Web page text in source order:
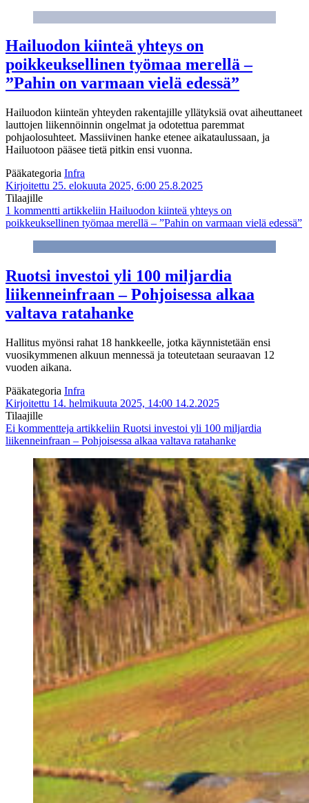
Hailuodon kiinteä yhteys on
poikkeuksellinen työmaa merellä –
”Pahin on varmaan vielä edessä”
Hailuodon kiinteän yhteyden rakentajille yllätyksiä ovat aiheuttaneet
lauttojen liikennöinnin ongelmat ja odotettua paremmat
pohjaolosuhteet. Massiivinen hanke etenee aikataulussaan, ja
Hailuotoon pääsee tietä pitkin ensi vuonna.
Pääkategoria Infra
Kirjoitettu 25. elokuuta 2025, 6:00 25.8.2025
Tilaajille
1 kommentti artikkeliin Hailuodon kiinteä yhteys on
poikkeuksellinen työmaa merellä – ”Pahin on varmaan vielä edessä”
Ruotsi investoi yli 100 miljardia
liikenneinfraan – Pohjoisessa alkaa
valtava ratahanke
Hallitus myönsi rahat 18 hankkeelle, jotka käynnistetään ensi
vuosikymmenen alkuun mennessä ja toteutetaan seuraavan 12
vuoden aikana.
Pääkategoria Infra
Kirjoitettu 14. helmikuuta 2025, 14:00 14.2.2025
Tilaajille
Ei kommentteja artikkeliin Ruotsi investoi yli 100 miljardia
liikenneinfraan – Pohjoisessa alkaa valtava ratahanke